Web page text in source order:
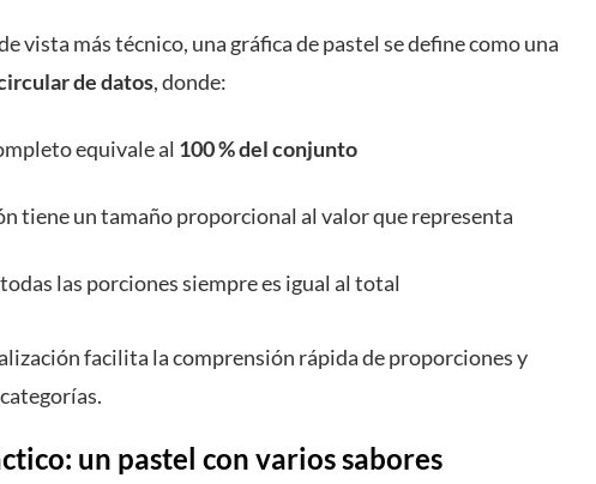
vista más técnico, una gráfica de pastel se define como una
de datos, donde:
equivale al 100 % del conjunto
tiene un tamaño proporcional al valor que representa
las porciones siempre es igual al total
facilita la comprensión rápida de proporciones y
un pastel con varios sabores